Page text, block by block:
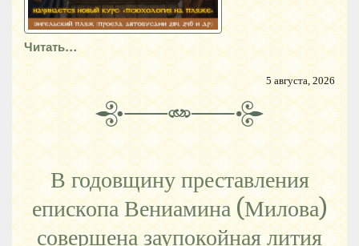
Читать…
5 августа, 2026
В годовщину преставления
епископа Вениамина (Милова)
совершена заупокойная лития